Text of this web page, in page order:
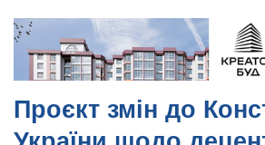
Проєкт змін до